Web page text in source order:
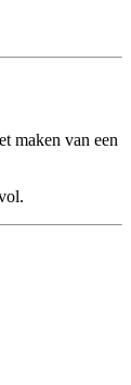
maken van een